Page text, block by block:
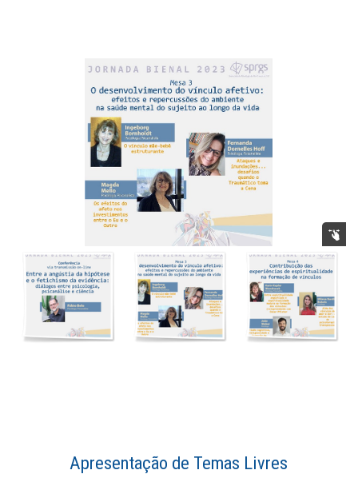
Apresentação de Temas Livres